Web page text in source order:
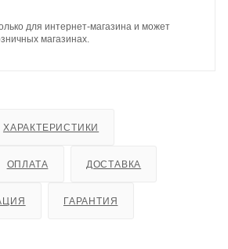
для интернет-магазина и может
магазинах.
ХАРАКТЕРИСТИКИ
ОПЛАТА ДОСТАВКА
ГАРАНТИЯ